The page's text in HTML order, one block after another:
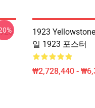
1923
일 1923 포스터
₩2,728,440 -